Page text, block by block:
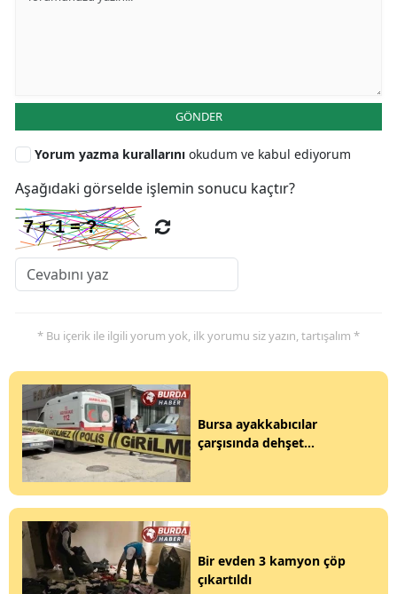
GÖNDER
Yorum yazma kurallarını okudum ve kabul ediyorum
Aşağıdaki görselde işlemin sonucu kaçtır?
* Bu içerik ile ilgili yorum yok, ilk yorumu siz yazın, tartışalım *
Bursa ayakkabıcılar
çarşısında dehşet...
Bir evden 3 kamyon çöp
çıkartıldı